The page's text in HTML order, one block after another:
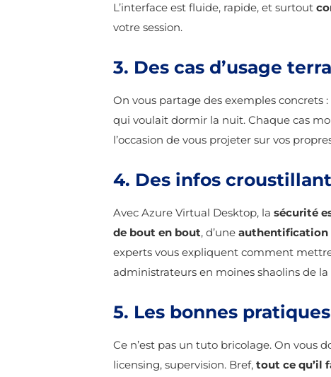
L’interface est fluide, rapide, et surtout
votre session.
3. Des cas d’usage
On vous partage des exemples concrets
qui voulait dormir la nuit. Chaque cas
l’occasion de vous projeter sur vos
4. Des infos
Avec Azure Virtual Desktop, la sécurité
de bout en bout, d’une authentification
experts vous expliquent comment
administrateurs en moines shaolins de la
5. Les bonnes
Ce n’est pas un tuto bricolage. On vous
licensing, supervision. Bref, tout ce qu’il